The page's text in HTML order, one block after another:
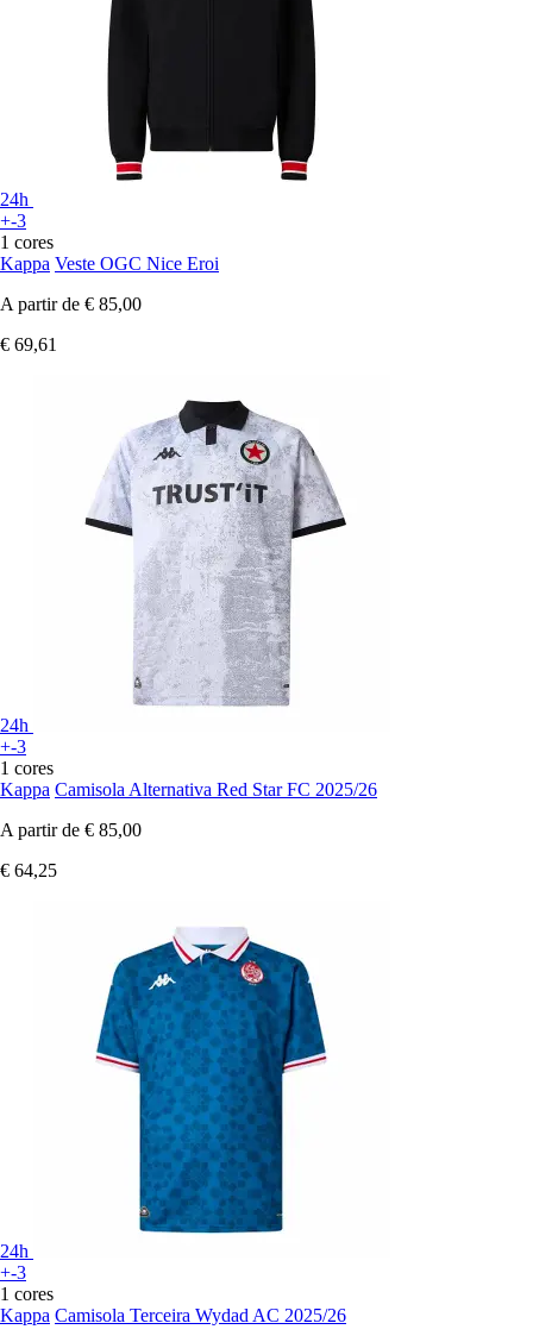
24h
+-3
1 cores
Kappa Veste OGC Nice Eroi
A partir de € 85,00
€ 69,61
24h
+-3
1 cores
Kappa Camisola Alternativa Red Star FC 2025/26
A partir de € 85,00
€ 64,25
24h
+-3
1 cores
Kappa Camisola Terceira Wydad AC 2025/26